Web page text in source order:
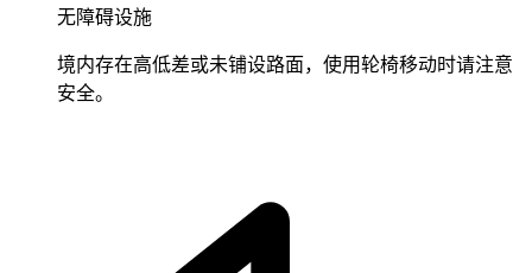
无障碍设施
境内存在高低差或未铺设路面，使用轮椅移动时请注意
安全。